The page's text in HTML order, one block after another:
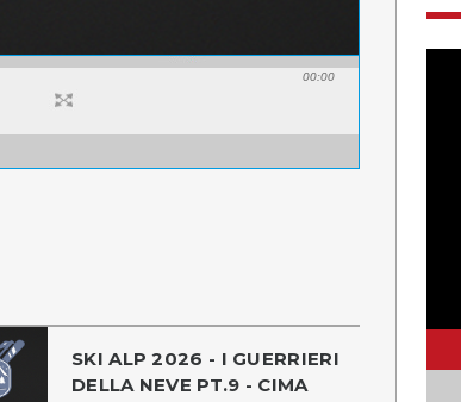
00:00
SKI ALP 2026 - I GUERRIERI
DELLA NEVE PT.9 - CIMA